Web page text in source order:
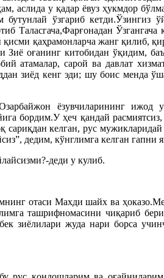
аслида у қадар ёвуз ҳукмдор
ўзгариб кетди.Ўзингиз
Ўзгангача
қисми қаҳрамонларча жанг
Зиё оғанинг китобидан ўқидим,
сарой ва давлат
зиёд кенг эди; шу боис менда
ёзувчиларининг
бордим.У ҳеч қандай
келган, рус
дедим, кўнглимга келган гапни
деди у кулиб.
отаси Махди шайх ва
ташрифномасини чиқариб
зиёлилари жуда нари борса